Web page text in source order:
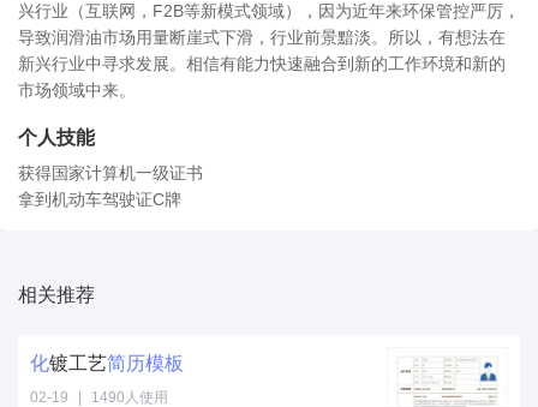
兴行业（互联网，F2B等新模式领域），因为近年来环保管控严厉，
导致润滑油市场用量断崖式下滑，行业前景黯淡。所以，有想法在
新兴行业中寻求发展。相信有能力快速融合到新的工作环境和新的
市场领域中来。
个人技能
获得国家计算机一级证书
拿到机动车驾驶证C牌
相关推荐
化镀工艺简历模板
02-19 1490人使用